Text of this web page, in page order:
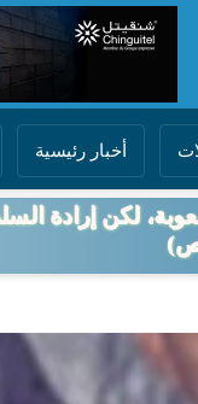
أخبار رئيسية
لكن إرادة